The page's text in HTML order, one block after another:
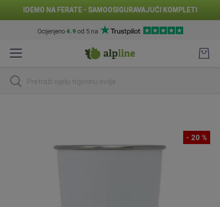
IDEMO NA FERATE - SAMOOSIGURAVAJUĆI KOMPLETI
Ocijenjeno 4.9 od 5 na
na
traži
- 20 %